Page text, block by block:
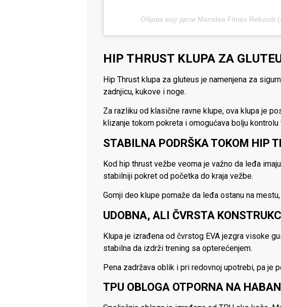
Објава коју дели Manidea Fitnes Rekviziti
HIP THRUST KLUPA ZA
Hip Thrust klupa za gluteus je namenjena za
zadnjicu, kukove i noge.
Za razliku od klasične ravne klupe, ova klupa je
klizanje tokom pokreta i omogućava bolju
STABILNA PODRŠKA TOKOM HIP
Kod hip thrust vežbe veoma je važno da leđa
stabilniji pokret od početka do kraja vežbe.
Gornji deo klupe pomaže da leđa ostanu na
UDOBNA, ALI ČVRSTA
Klupa je izrađena od čvrstog EVA jezgra visoke
stabilna da izdrži trening sa opterećenjem.
Pena zadržava oblik i pri redovnoj upotrebi, pa je
TPU OBLOGA OTPORNA NA